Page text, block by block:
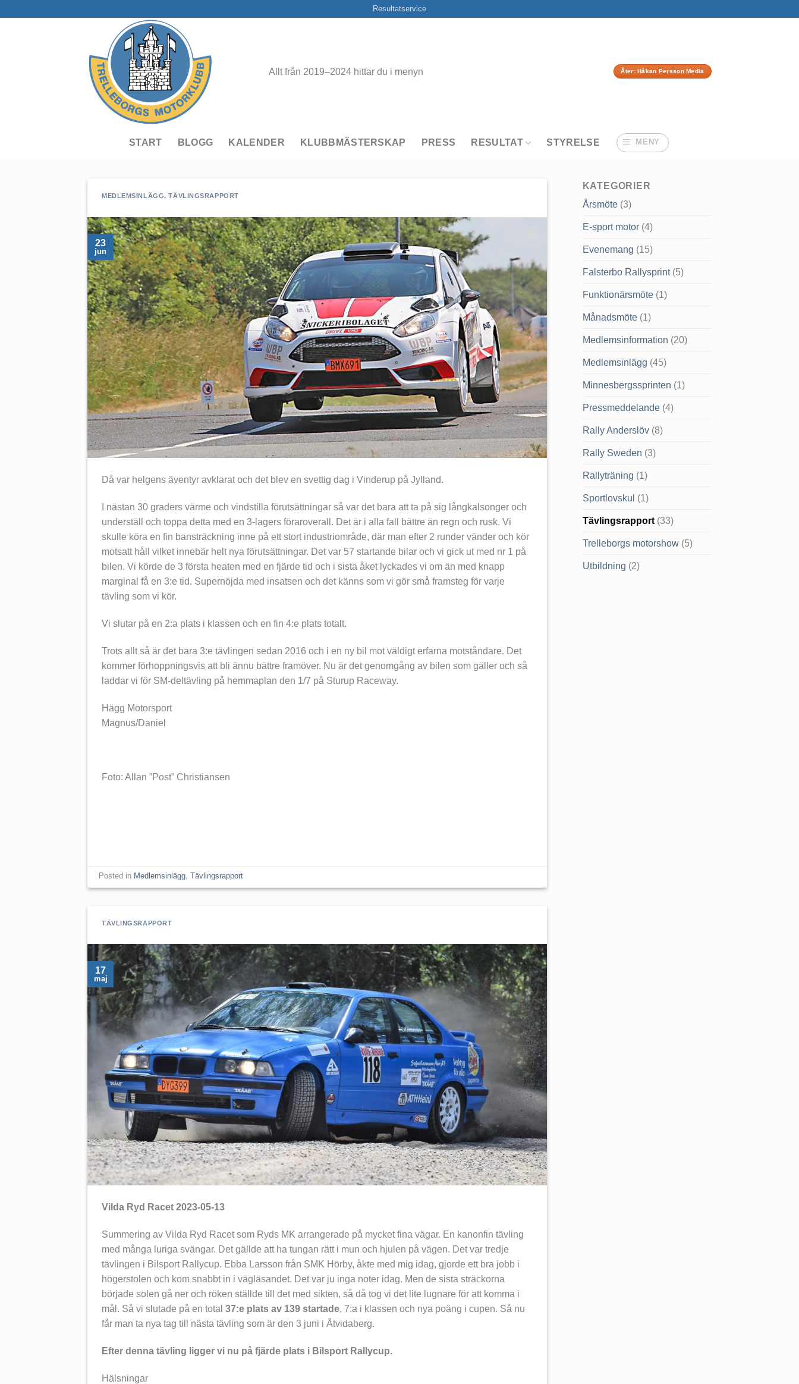
Resultatservice
Allt från 2019–2024 hittar du i menyn Åter: Håkan Persson Media
START BLOGG KALENDER KLUBBMÄSTERSKAP PRESS RESULTAT STYRELSE MENY
MEDLEMSINLÄGG,TÄVLINGSRAPPORT
23
jun
Då var helgens äventyr avklarat och det blev en svettig dag i Vinderup på Jylland.
I nästan 30 graders värme och vindstilla förutsättningar så var det bara att ta på sig långkalsonger och
underställ och toppa detta med en 3-lagers föraroverall. Det är i alla fall bättre än regn och rusk. Vi
skulle köra en fin bansträckning inne på ett stort industriområde, där man efter 2 runder vänder och kör
motsatt håll vilket innebär helt nya förutsättningar. Det var 57 startande bilar och vi gick ut med nr 1 på
bilen. Vi körde de 3 första heaten med en fjärde tid och i sista åket lyckades vi om än med knapp
marginal få en 3:e tid. Supernöjda med insatsen och det känns som vi gör små framsteg för varje
tävling som vi kör.
Vi slutar på en 2:a plats i klassen och en fin 4:e plats totalt.
Trots allt så är det bara 3:e tävlingen sedan 2016 och i en ny bil mot väldigt erfarna motståndare. Det
kommer förhoppningsvis att bli ännu bättre framöver. Nu är det genomgång av bilen som gäller och så
laddar vi för SM-deltävling på hemmaplan den 1/7 på Sturup Raceway.
Hägg Motorsport
Magnus/Daniel
Foto: Allan ”Post” Christiansen
Posted in Medlemsinlägg,Tävlingsrapport
TÄVLINGSRAPPORT
17
maj
Vilda Ryd Racet 2023-05-13
Summering av Vilda Ryd Racet som Ryds MK arrangerade på mycket fina vägar. En kanonfin tävling
med många luriga svängar. Det gällde att ha tungan rätt i mun och hjulen på vägen. Det var tredje
tävlingen i Bilsport Rallycup. Ebba Larsson från SMK Hörby, åkte med mig idag, gjorde ett bra jobb i
högerstolen och kom snabbt in i vägläsandet. Det var ju inga noter idag. Men de sista sträckorna
började solen gå ner och röken ställde till det med sikten, så då tog vi det lite lugnare för att komma i
mål. Så vi slutade på en total 37:e plats av 139 startade, 7:a i klassen och nya poäng i cupen. Så nu
får man ta nya tag till nästa tävling som är den 3 juni i Åtvidaberg.
Efter denna tävling ligger vi nu på fjärde plats i Bilsport Rallycup.
Hälsningar
KATEGORIER
Årsmöte(3)
E-sport motor(4)
Evenemang (15)
Falsterbo Rallysprint(5)
Funktionärsmöte(1)
Månadsmöte(1)
Medlemsinformation (20)
Medlemsinlägg (45)
Minnesbergssprinten (1)
Pressmeddelande(4)
Rally Anderslöv(8)
Rally Sweden (3)
Rallyträning (1)
Sportlovskul (1)
Tävlingsrapport(33)
Trelleborgs motorshow(5)
Utbildning (2)